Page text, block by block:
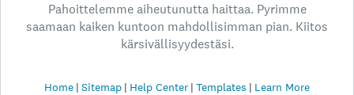
Pahoittelemme aiheutunutta haittaa. Pyrimme
saamaan kaiken kuntoon mahdollisimman pian. Kiitos
kärsivällisyydestäsi.
Home Sitemap Help Center Templates Learn More